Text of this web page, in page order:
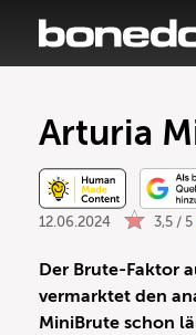
Arturia
12.06.2024 3,5 / 5
Der Brute-Faktor
vermarktet den
MiniBrute schon